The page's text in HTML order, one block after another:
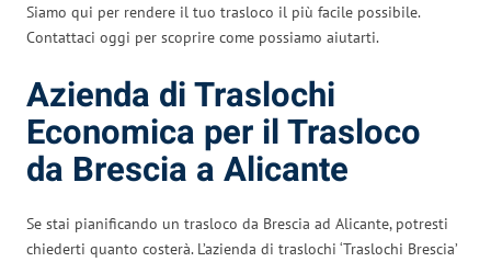
Siamo qui per rendere il tuo trasloco il più facile possibile.
Contattaci oggi per scoprire come possiamo aiutarti.
Azienda di Traslochi
Economica per il Trasloco
da Brescia a Alicante
Se stai pianificando un trasloco da Brescia ad Alicante, potresti
chiederti quanto costerà. L’azienda di traslochi ‘Traslochi Brescia’